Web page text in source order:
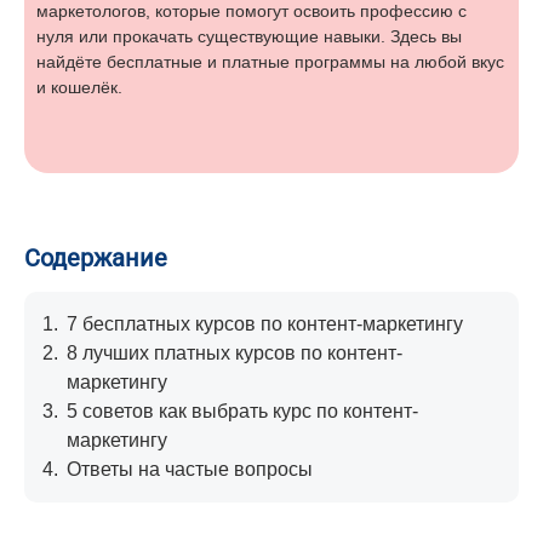
маркетологов, которые помогут освоить профессию с
нуля или прокачать существующие навыки. Здесь вы
найдёте бесплатные и платные программы на любой вкус
и кошелёк.
Содержание
1. 7 бесплатных курсов по контент-маркетингу
2. 8 лучших платных курсов по контент-
маркетингу
3. 5 советов как выбрать курс по контент-
маркетингу
4. Ответы на частые вопросы